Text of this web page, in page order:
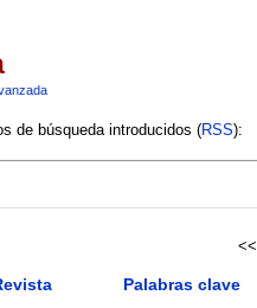
de búsqueda introducidos (RSS):
<<
Palabras clave